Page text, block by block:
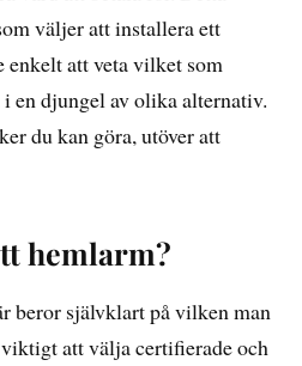
väljer att installera ett
enkelt att veta vilket som
en djungel av olika alternativ.
du kan göra, utöver att
hemlarm?
beror självklart på vilken man
att välja certifierade och